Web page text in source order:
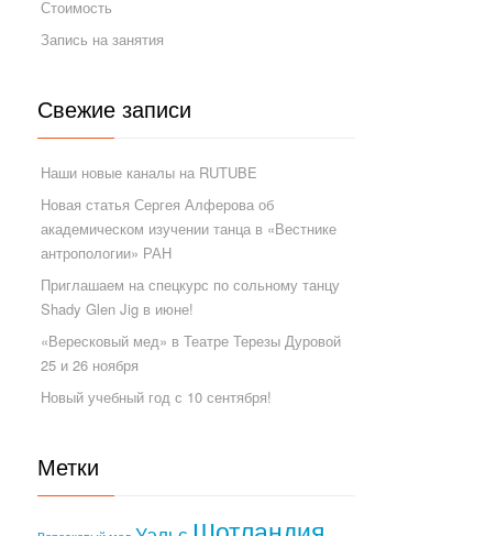
Стоимость
Запись на занятия
Свежие записи
Наши новые каналы на RUTUBE
Новая статья Сергея Алферова об
академическом изучении танца в «Вестнике
антропологии» РАН
Приглашаем на спецкурс по сольному танцу
Shady Glen Jig в июне!
«Вересковый мед» в Театре Терезы Дуровой
25 и 26 ноября
Новый учебный год с 10 сентября!
Метки